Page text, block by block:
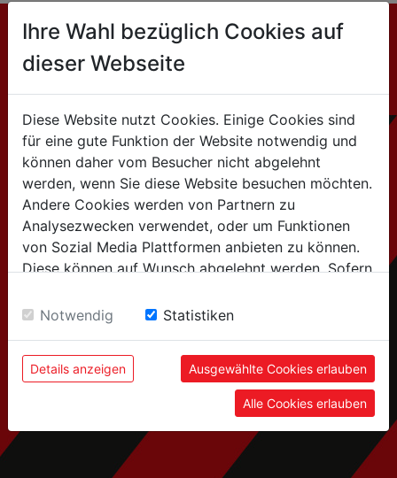
CONTACTO
HOLZMANN MASCHINEN GmbH
Marktplatz 4 / 4170 Haslach / Austria
Tel:+43 7289 / 71562-0
para consultas generales
(Información sobre productos, empresa,...):
Servicio postventa
(piezas de recambio, solicitudes de servicio,...):
Ihre Wahl bezüglich Cookies auf
dieser Webseite
Diese Website nutzt Cookies. Einige Cookies sind
für eine gute Funktion der Website notwendig und
können daher vom Besucher nicht abgelehnt
werden, wenn Sie diese Website besuchen möchten.
Andere Cookies werden von Partnern zu
Analysezwecken verwendet, oder um Funktionen
von Sozial Media Plattformen anbieten zu können.
Diese können auf Wunsch abgelehnt werden. Sofern
Einwilligung zu unseren Cookies.
Notwendig Statistiken
Details anzeigen Ausgewählte Cookies erlauben
Alle Cookies erlauben